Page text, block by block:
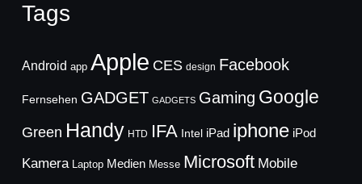
Tags
Android app Apple CES design Facebook
Fernsehen GADGET GADGETS Gaming Google
Green Handy HTD IFA Intel iPad iphone iPod
Kamera Laptop Medien Messe Microsoft Mobile